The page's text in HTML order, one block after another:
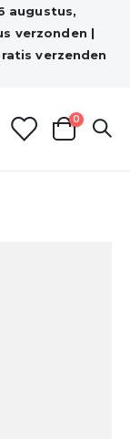
augustus,
verzonden |
verzenden
Cart
0producten